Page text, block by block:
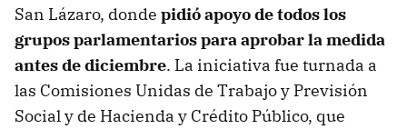
San Lázaro, donde pidió apoyo de todos los
grupos parlamentarios para aprobar la medida
antes de diciembre. La iniciativa fue turnada a
las Comisiones Unidas de Trabajo y Previsión
Social y de Hacienda y Crédito Público, que